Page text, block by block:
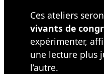
Ces ateliers
vivants de
expérimenter,
une lecture plus
l’autre.